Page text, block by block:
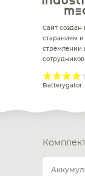
Сайт создан
стараниям
стремлении
Batterygator.